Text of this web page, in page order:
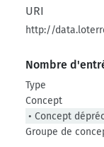
URI
http://
Nombre
Type
Concept
• Concept
Groupe de